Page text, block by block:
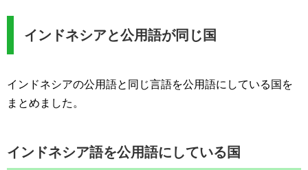
インドネシアと公用語が同じ国
インドネシアの公用語と同じ言語を公用語にしている国を
まとめました。
インドネシア語を公用語にしている国